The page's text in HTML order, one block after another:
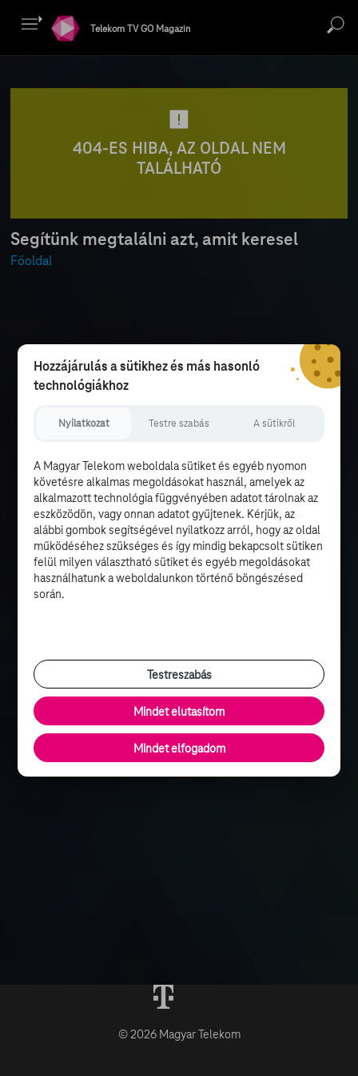
Telekom TV GO Magazin
404-ES HIBA, AZ OLDAL NEM
TALÁLHATÓ
Segítünk megtalálni azt, amit keresel
Főoldal
© 2026 Magyar Telekom
Hozzájárulás a sütikhez és más hasonló
technológiákhoz
Nyilatkozat Testre szabás A sütikről
A Magyar Telekom weboldala sütiket és egyéb nyomon
követésre alkalmas megoldásokat használ, amelyek az
alkalmazott technológia függvényében adatot tárolnak az
eszközödön, vagy onnan adatot gyűjtenek. Kérjük, az
alábbi gombok segítségével nyilatkozz arról, hogy az oldal
működéséhez szükséges és így mindig bekapcsolt sütiken
felül milyen választható sütiket és egyéb megoldásokat
használhatunk a weboldalunkon történő böngészésed
során.
Testreszabás
Mindet elutasítom
Mindet elfogadom